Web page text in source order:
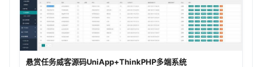
悬赏任务威客源码UniApp+ThinkPHP多端系统